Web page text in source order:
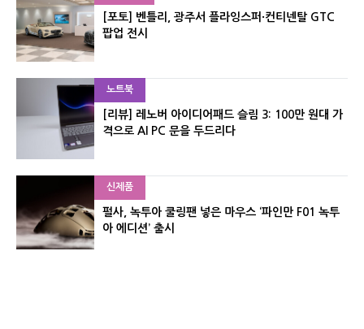
[포토] 벤틀리, 광주서 플라잉스퍼·컨티넨탈 GTC
팝업 전시
노트북
[리뷰] 레노버 아이디어패드 슬림 3: 100만 원대 가
격으로 AI PC 문을 두드리다
신제품
펄사, 녹투아 쿨링팬 넣은 마우스 ‘파인만 F01 녹투
아 에디션’ 출시